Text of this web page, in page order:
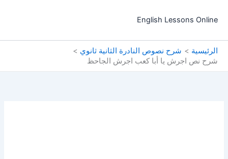
إلىEnglish Lessons Online
الرئيسية
شرح نصوص النادرة الثانية ثانوي
شرح نص اجرش يا أبا كعب اجرش الجاحظ